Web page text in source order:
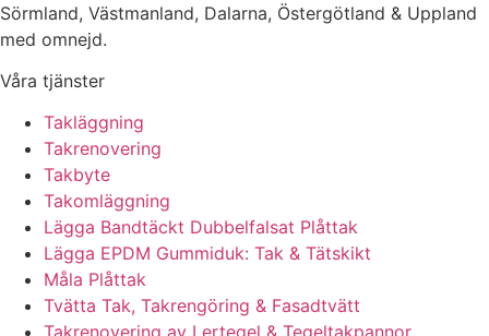
Sörmland, Västmanland, Dalarna, Östergötland & Uppland
med omnejd.
Våra tjänster
Takläggning
Takrenovering
Takbyte
Takomläggning
Lägga Bandtäckt Dubbelfalsat Plåttak
Lägga EPDM Gummiduk: Tak & Tätskikt
Måla Plåttak
Tvätta Tak, Takrengöring & Fasadtvätt